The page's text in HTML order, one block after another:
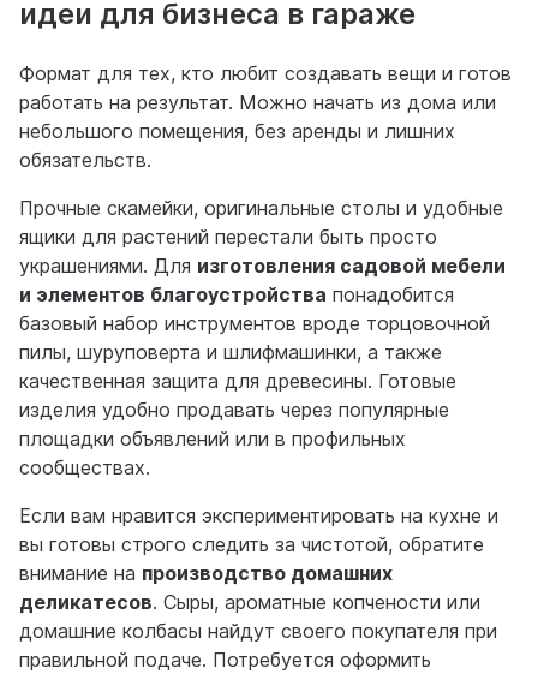
идеи для бизнеса в гараже
Формат для тех, кто любит создавать вещи и готов
работать на результат. Можно начать из дома или
небольшого помещения, без аренды и лишних
обязательств.
Прочные скамейки, оригинальные столы и удобные
ящики для растений перестали быть просто
украшениями. Для изготовления садовой мебели
и элементов благоустройства понадобится
базовый набор инструментов вроде торцовочной
пилы, шуруповерта и шлифмашинки, а также
качественная защита для древесины. Готовые
изделия удобно продавать через популярные
площадки объявлений или в профильных
сообществах.
Если вам нравится экспериментировать на кухне и
вы готовы строго следить за чистотой, обратите
внимание на производство домашних
деликатесов. Сыры, ароматные копчености или
домашние колбасы найдут своего покупателя при
правильной подаче. Потребуется оформить